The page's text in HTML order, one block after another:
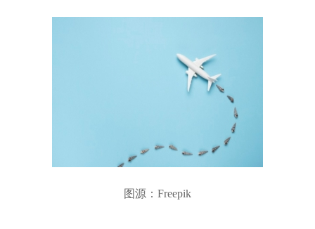
图源：Freepik